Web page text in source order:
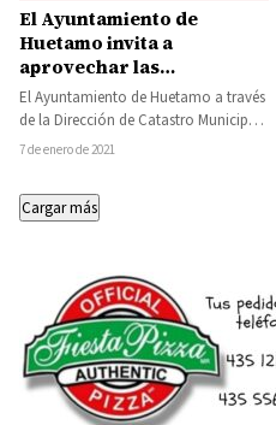
El Ayuntamiento de
Huetamo invita a
aprovechar las
promociones en el pago
del impuesto catastral
El Ayuntamiento de Huetamo a través
de la Dirección de Catastro Municipal,
invita a la ciudadanía a aprovechar…
7 de enero de 2021
Cargar más